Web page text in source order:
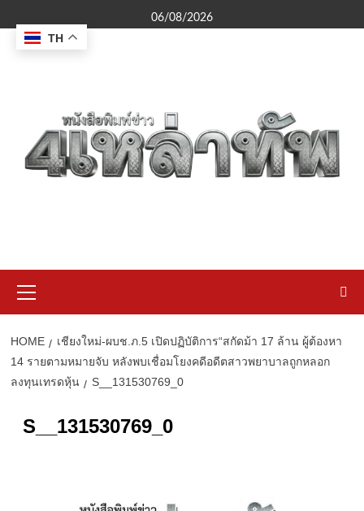
to
content
06/08/2026
Menu
HOME
เชียงใหม่-ผบช.ภ.5 เปิดปฏิบัติการ“สกัดม้า 17 ล้าน ผู้ต้องหา
14 รายตามหมายจับ หลังพบเชื่อมโยงคดีอดีตสาวพยาบาลถูกหลอก
ลงทุนเทรดหุ้น
S__131530769_0
S__131530769_0
TH